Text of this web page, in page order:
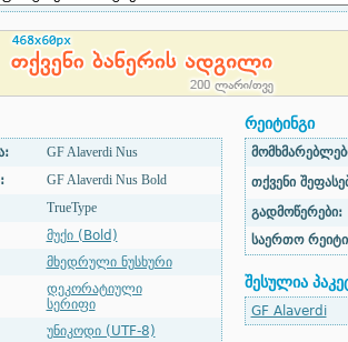
GF Alaverdi Nus
GF Alaverdi Nus Bold
TrueType
მუქი (Bold)
მხედრული ნუსხური
დეკორატიული
სერიფი
უნიკოდი (UTF-8)
რეიტინგი
თქვენი
გადმოწერები:
საერთო
შესულია
GF Alaverdi